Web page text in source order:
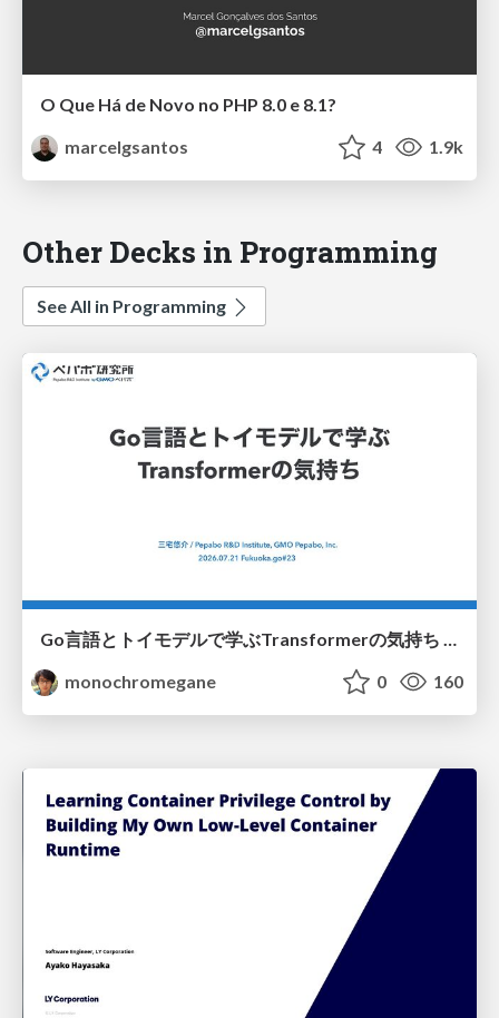
O Que Há de Novo no PHP 8.0 e 8.1?
marcelgsantos
4 1.9k
Other Decks in Programming
See All in Programming
monochromegane
0 160